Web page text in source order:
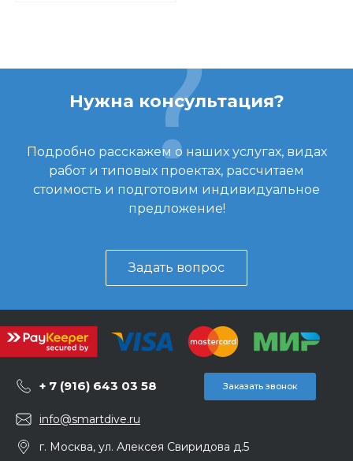
Нужна консультация?
Подробно расскажем о наших услугах, видах
работ и типовых проектах, рассчитаем
стоимость и подготовим индивидуальное
предложение!
Задать вопрос
+ 7 (916) 643 03 58 Заказать звонок
info@smartdive.ru
г. Москва, ул. Алексея Свиридова д.5